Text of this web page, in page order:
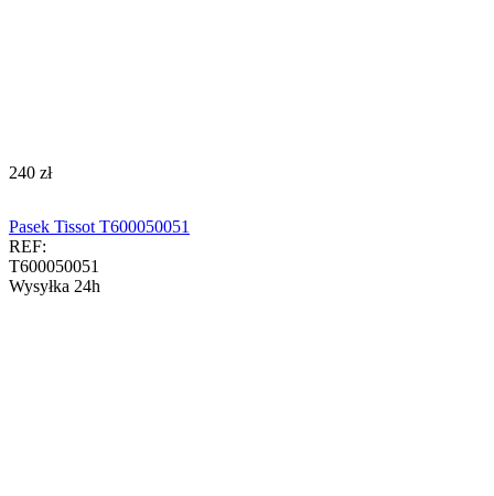
‍240‍ zł
Pasek Tissot T600050051
REF:
T600050051
Wysyłka 24h